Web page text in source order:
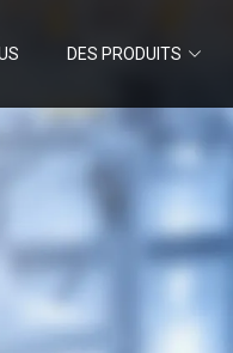
DES PRODUITS